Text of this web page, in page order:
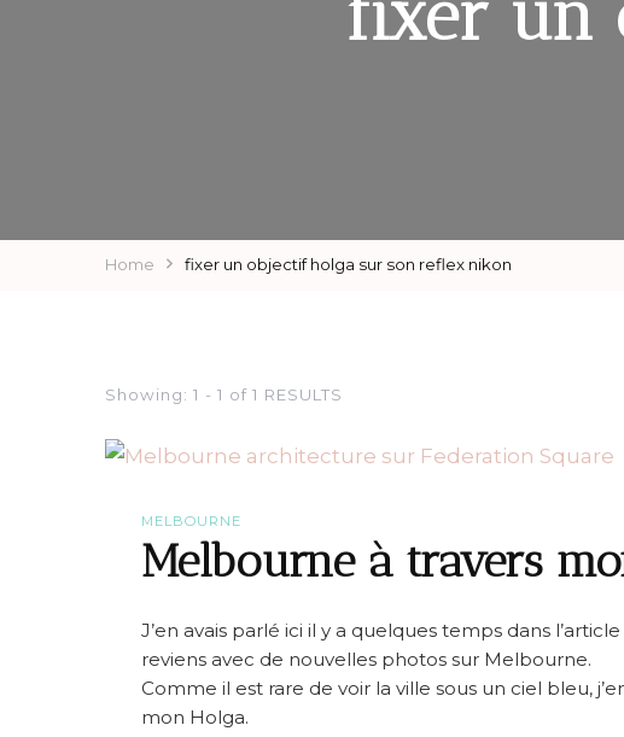
fixer un
Home fixer un objectif holga sur son reflex nikon
Showing: 1 - 1 of 1 RESULTS
MELBOURNE
Melbourne à travers
J’en avais parlé ici il y a quelques temps dans
reviens avec de nouvelles photos sur Melbourne.
Comme il est rare de voir la ville sous un ciel bleu,
mon Holga.